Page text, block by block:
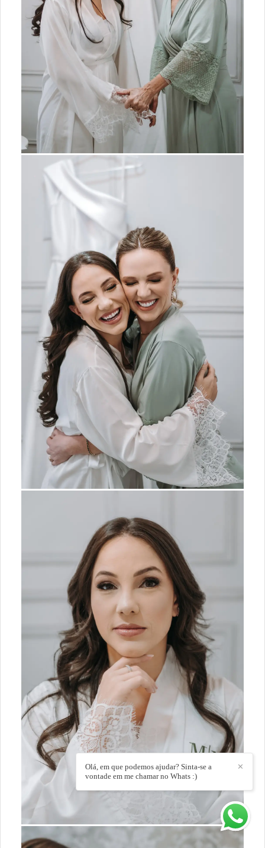
✕
Olá, em que podemos ajudar? Sinta-se a
vontade em me chamar no Whats :)